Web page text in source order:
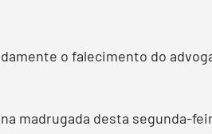
o falecimento do
madrugada desta segunda-